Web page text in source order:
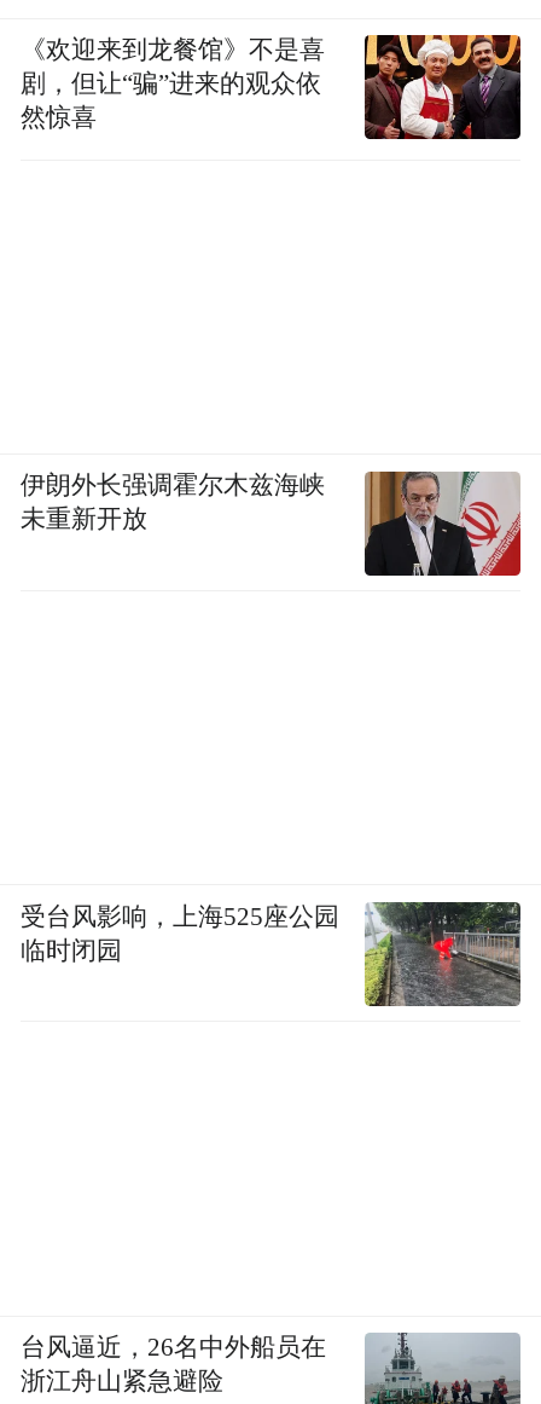
（四）本次招聘有关事宜由开化县人力资源
和社会保障局会同招聘单位共同解释。
《欢迎来到龙餐馆》不是喜
剧，但让“骗”进来的观众依
然惊喜
伊朗外长强调霍尔木兹海峡
未重新开放
受台风影响，上海525座公园
临时闭园
台风逼近，26名中外船员在
浙江舟山紧急避险